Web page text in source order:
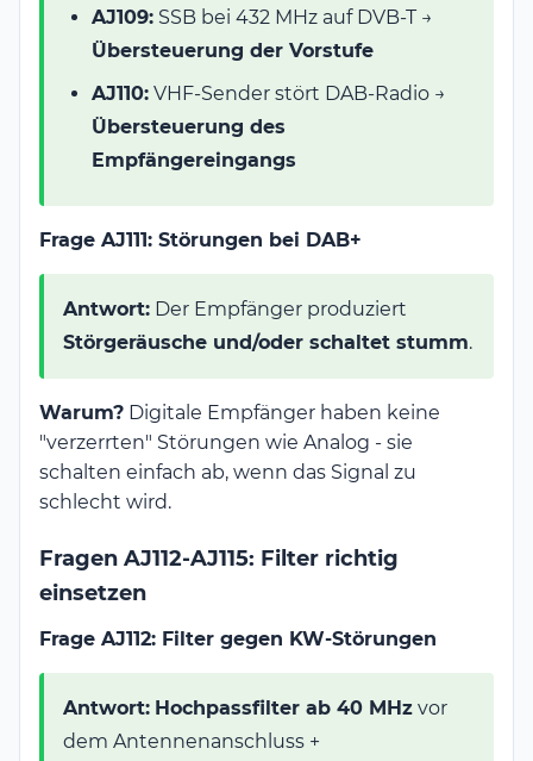
AJ109: SSB bei 432 MHz auf DVB-T →
Übersteuerung der Vorstufe
AJ110: VHF-Sender stört DAB-Radio →
Übersteuerung des
Empfängereingangs
Frage AJ111: Störungen bei DAB+
Antwort: Der Empfänger produziert
Störgeräusche und/oder schaltet stumm.
Warum? Digitale Empfänger haben keine
"verzerrten" Störungen wie Analog - sie
schalten einfach ab, wenn das Signal zu
schlecht wird.
Fragen AJ112-AJ115: Filter richtig
einsetzen
Frage AJ112: Filter gegen KW-Störungen
Antwort: Hochpassfilter ab 40 MHz vor
dem Antennenanschluss +